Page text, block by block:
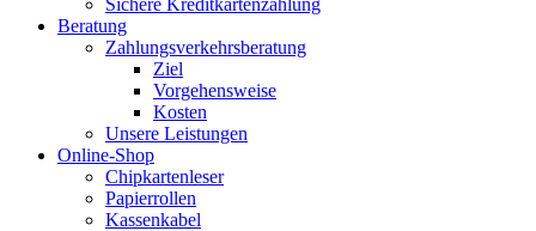
Sichere Kreditkartenzahlung
Beratung
Zahlungsverkehrsberatung
Ziel
Vorgehensweise
Kosten
Unsere Leistungen
Online-Shop
Chipkartenleser
Papierrollen
Kassenkabel